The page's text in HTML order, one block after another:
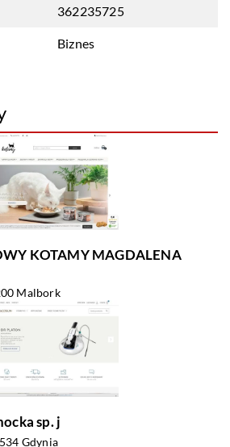
362235725
Biznes
KOTAMY MAGDALENA
Malbork
sp. j
Gdynia